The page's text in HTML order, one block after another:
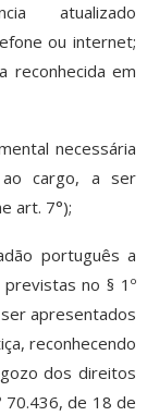
atualizado
ou internet;
reconhecida em
necessária
ao cargo, a ser
art. 7°);
português a
no § 1º
apresentados
reconhecendo
dos direitos
de 18 de